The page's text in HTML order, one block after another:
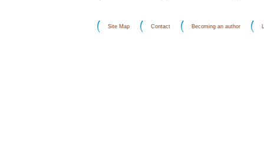
Site Map Contact Becoming an author